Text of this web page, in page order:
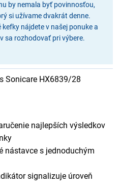
by nemala byť povinnosťou,
si užívame dvakrát denne.
nájdete v našej ponuke a
sa rozhodovať pri výbere.
Sonicare HX6839/28
najlepších výsledkov
nástavce s jednoduchým
signalizuje úroveň